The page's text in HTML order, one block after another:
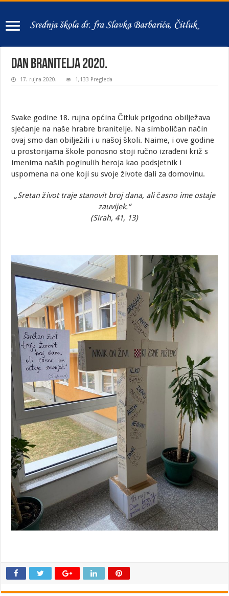
Dan branitelja 2020.
17. rujna 2020. 1,133 Pregleda
Svake godine 18. rujna općina Čitluk prigodno obilježava
sjećanje na naše hrabre branitelje. Na simboličan način
ovaj smo dan obilježili i u našoj školi. Naime, i ove godine
u prostorijama škole ponosno stoji ručno izrađeni križ s
imenima naših poginulih heroja kao podsjetnik i
uspomena na one koji su svoje živote dali za domovinu.
„Sretan život traje stanovit broj dana, ali časno ime ostaje
zauvijek.“
(Sirah, 41, 13)